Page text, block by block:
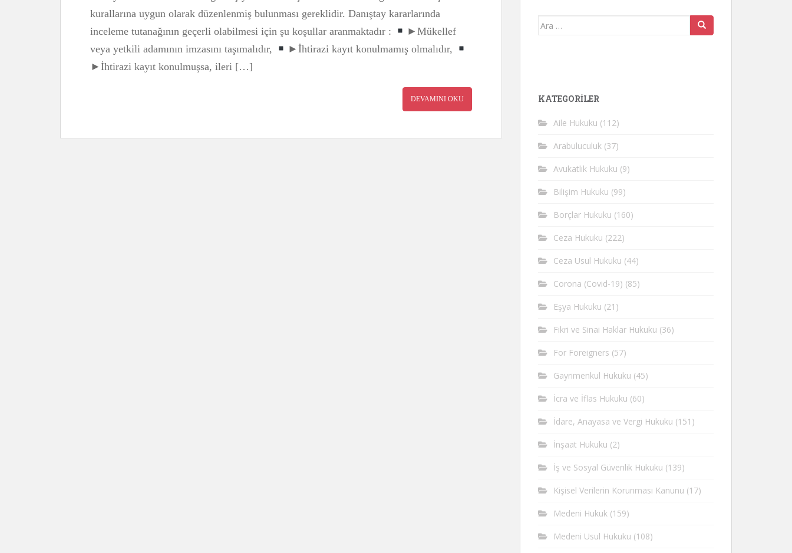
kurallarına uygun olarak düzenlenmiş bulunması gereklidir. Danıştay kararlarında
inceleme tutanağının geçerli olabilmesi için şu koşullar aranmaktadır :
►Mükellef
veya yetkili adamının imzasını taşımalıdır,
►İhtirazi kayıt konulmamış olmalıdır,
►İhtirazi kayıt konulmuşsa, ileri […]
DEVAMINI OKU
Arama
KATEGORİLER
Aile Hukuku (112)
Arabuluculuk (37)
Avukatlık Hukuku (9)
Bilişim Hukuku (99)
Borçlar Hukuku (160)
Ceza Hukuku (222)
Ceza Usul Hukuku (44)
Corona (Covid-19) (85)
Eşya Hukuku (21)
Fikri ve Sinai Haklar Hukuku (36)
For Foreigners (57)
Gayrimenkul Hukuku (45)
İcra ve İflas Hukuku (60)
İdare, Anayasa ve Vergi Hukuku (151)
İnşaat Hukuku (2)
İş ve Sosyal Güvenlik Hukuku (139)
Kişisel Verilerin Korunması Kanunu (17)
Medeni Hukuk (159)
Medeni Usul Hukuku (108)